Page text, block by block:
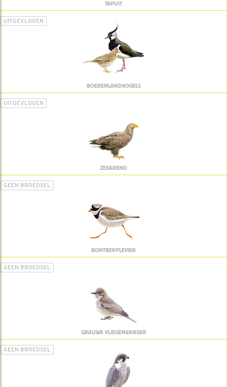
TAPUIT
UITGEVLOGEN
BOERENLANDVOGELS
UITGEVLOGEN
ZEEAREND
GEEN BROEDSEL
BONTBEKPLEVIER
GEEN BROEDSEL
GRAUWE VLIEGENVANGER
GEEN BROEDSEL